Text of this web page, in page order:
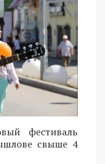
фестиваль
свыше 4